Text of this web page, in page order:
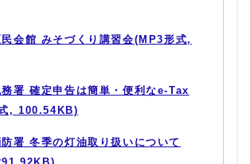
会館 みそづくり講習会(MP3形式,
署 確定申告は簡単・便利なe-Tax
, 100.54KB)
署 冬季の灯油取り扱いについて